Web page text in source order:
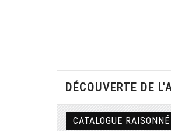
DÉCOUVERTE DE
CATALOGUE